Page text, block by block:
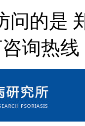
问的是
询热线